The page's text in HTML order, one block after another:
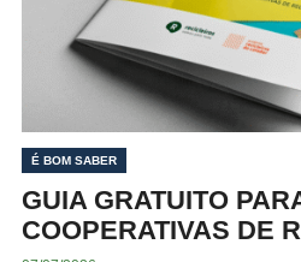
É BOM SABER
GUIA GRATUITO
COOPERATIVAS DE